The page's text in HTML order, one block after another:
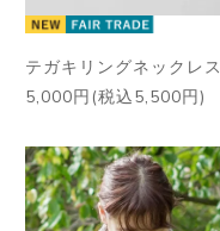
テガキリングネックレス
5,000円(税込5,500円)